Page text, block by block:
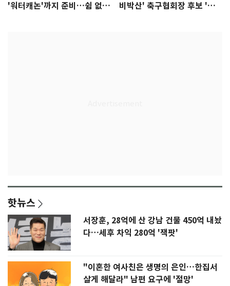
'워터캐논'까지 준비…쉼 없는
비박산' 축구협회장 후보 '실
핫뉴스
서장훈, 28억에 산 강남 건물 450억 내놨
다…세후 차익 280억 '잭팟'
"이혼한 여사친은 생명의 은인…한집서
살게 해달라" 남편 요구에 '절망'